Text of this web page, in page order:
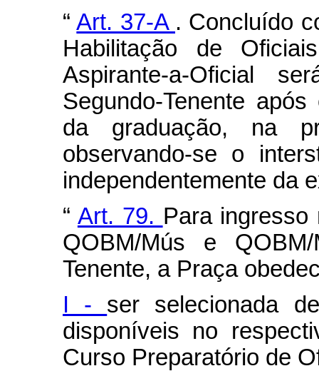
“Art. 37-A . Concluído
Habilitação de
Aspirante-a-Oficial
Segundo-Tenente
da graduação, na
observando-se o
independentemente da
“ Art. 79. Para ingresso
QOBM/Mús e
Tenente, a Praça
I - ser selecionada
disponíveis no
Curso Preparatório de